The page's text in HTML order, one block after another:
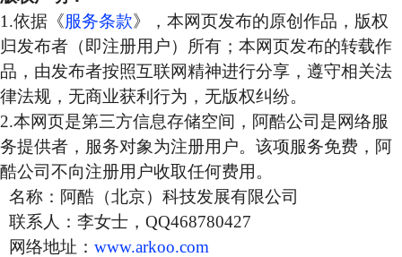
1.依据《服务条款》，本网页发布的原创作品，版权
归发布者（即注册用户）所有；本网页发布的转载作
品，由发布者按照互联网精神进行分享，遵守相关法
律法规，无商业获利行为，无版权纠纷。
2.本网页是第三方信息存储空间，阿酷公司是网络服
务提供者，服务对象为注册用户。该项服务免费，阿
酷公司不向注册用户收取任何费用。
名称：阿酷（北京）科技发展有限公司
联系人：李女士，QQ468780427
网络地址： www.arkoo.com